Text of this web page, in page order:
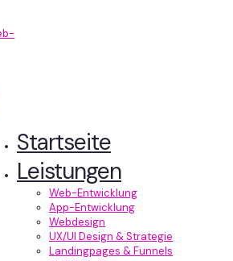
Startseite
Leistungen
Web-Entwicklung
App-Entwicklung
Webdesign
UX/UI Design & Strategie
Landingpages & Funnels
Erlebnisse,
machen.
designt und
entwickelt.